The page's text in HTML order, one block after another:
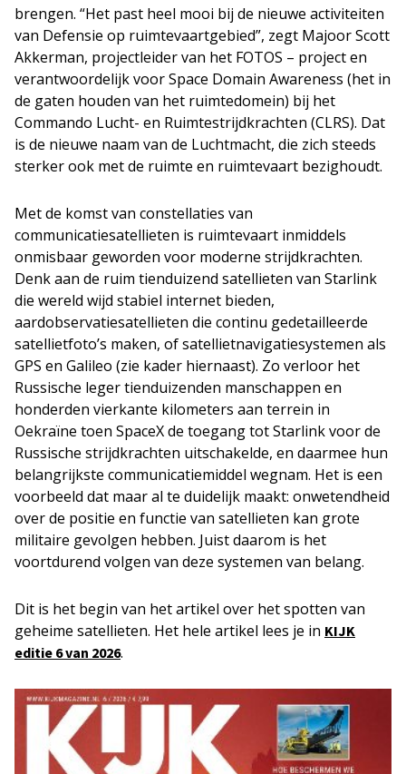
brengen. “Het past heel mooi bij de nieuwe activiteiten
van Defensie op ruimtevaartgebied”, zegt Majoor Scott
Akkerman, projectleider van het FOTOS – project en
verantwoordelijk voor Space Domain Awareness (het in
de gaten houden van het ruimtedomein) bij het
Commando Lucht- en Ruimtestrijdkrachten (CLRS). Dat
is de nieuwe naam van de Luchtmacht, die zich steeds
sterker ook met de ruimte en ruimtevaart bezighoudt.
Met de komst van constellaties van
communicatiesatellieten is ruimtevaart inmiddels
onmisbaar geworden voor moderne strijdkrachten.
Denk aan de ruim tienduizend satellieten van Starlink
die wereld wijd stabiel internet bieden,
aardobservatiesatellieten die continu gedetailleerde
satellietfoto’s maken, of satellietnavigatiesystemen als
GPS en Galileo (zie kader hiernaast). Zo verloor het
Russische leger tienduizenden manschappen en
honderden vierkante kilometers aan terrein in
Oekraïne toen SpaceX de toegang tot Starlink voor de
Russische strijdkrachten uitschakelde, en daarmee hun
belangrijkste communicatiemiddel wegnam. Het is een
voorbeeld dat maar al te duidelijk maakt: onwetendheid
over de positie en functie van satellieten kan grote
militaire gevolgen hebben. Juist daarom is het
voortdurend volgen van deze systemen van belang.
Dit is het begin van het artikel over het spotten van
geheime satellieten. Het hele artikel lees je in KIJK
editie 6 van 2026.